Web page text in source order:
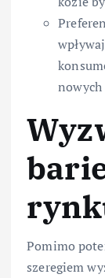
nowych
Pomimo
szeregiem